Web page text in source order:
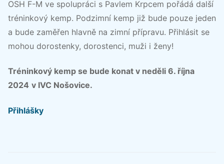
OSH F-M ve spolupráci s Pavlem Krpcem pořádá další
tréninkový kemp. Podzimní kemp již bude pouze jeden
a bude zaměřen hlavně na zimní přípravu. Přihlásit se
mohou dorostenky, dorostenci, muži i ženy!
Tréninkový kemp se bude konat v neděli 6. října
2024 v IVC Nošovice.
Přihlášky